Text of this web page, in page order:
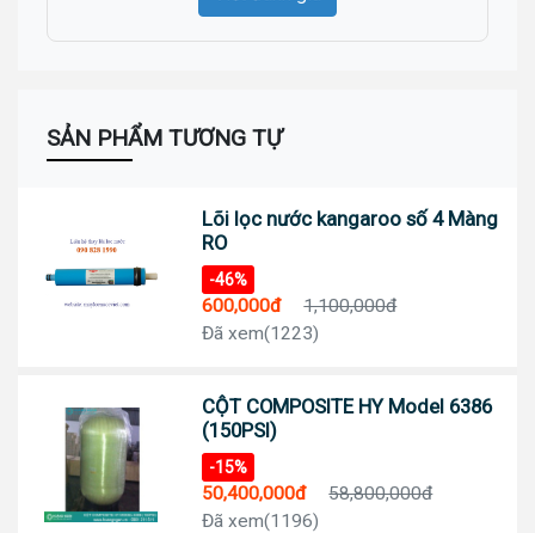
SẢN PHẨM TƯƠNG TỰ
Lõi lọc nước kangaroo số 4 Màng
RO
-46%
600,000đ
1,100,000đ
Đã xem(1223)
CỘT COMPOSITE HY Model 6386
(150PSI)
-15%
50,400,000đ
58,800,000đ
Đã xem(1196)